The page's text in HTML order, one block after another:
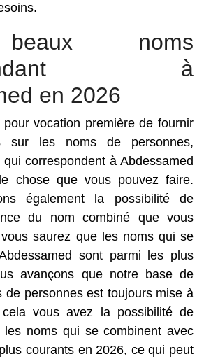
noms
à
en 2026
vocation première de fournir
sur les noms de personnes,
correspondent à Abdessamed
chose que vous pouvez faire.
également la possibilité de
du nom combiné que vous
saurez que les noms qui se
sont parmi les plus
avançons que notre base de
de personnes est toujours mise à
vous avez la possibilité de
les noms qui se combinent avec
courants en 2026, ce qui peut